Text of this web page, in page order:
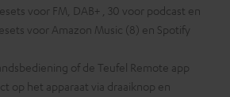
voor FM, DAB+ , 30 voor podcast en
voor Amazon Music (8) en Spotify
of de Teufel Remote app
op het apparaat via draaiknop en